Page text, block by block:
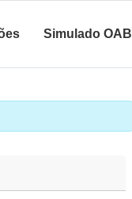
Simulado OAB